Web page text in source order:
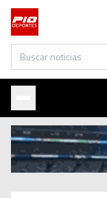
Buscar